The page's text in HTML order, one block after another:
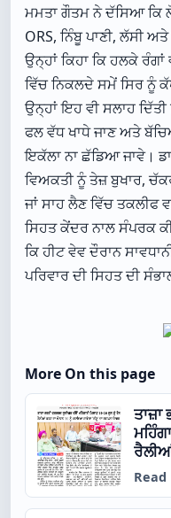
ਮਮਤਾ ਗੌਤਮ ਨੇ ਦੱਸਿਆ ਕਿ
ORS, ਨਿੰਬੂ ਪਾਣੀ, ਲੱਸੀ
ਉਨ੍ਹਾਂ ਕਿਹਾ ਕਿ ਹਲਕੇ
ਵਿੱਚ ਨਿਕਲਦੇ ਸਮੇਂ ਸਿਰ ਨੂੰ
ਉਨ੍ਹਾਂ ਇਹ ਵੀ ਸਲਾਹ
ਫਲ ਵੱਧ ਖਾਧੇ ਜਾਣ ਅਤੇ
ਇਕੱਲਾ ਨਾ ਛੱਡਿਆ ਜਾਵੇ।
ਵਿਅਕਤੀ ਨੂੰ ਤੇਜ਼ ਬੁਖਾਰ,
ਜਾਂ ਸਾਹ ਲੈਣ ਵਿੱਚ
ਸਿਹਤ ਕੇਂਦਰ ਨਾਲ ਸੰਪਰਕ
ਕਿ ਹੀਟ ਵੇਵ ਦੌਰਾਨ
ਪਰਿਵਾਰ ਦੀ ਸਿਹਤ ਦੀ
More On this page
Read